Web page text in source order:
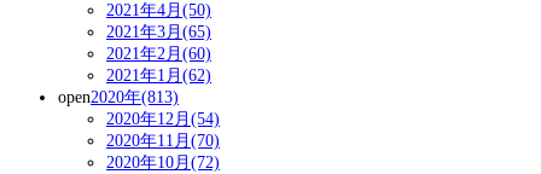
2021年4月(50)
2021年3月(65)
2021年2月(60)
2021年1月(62)
open2020年(813)
2020年12月(54)
2020年11月(70)
2020年10月(72)